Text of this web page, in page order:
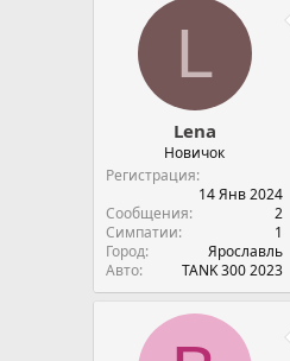
L
Lena
Новичок
Регистрация
14 Янв 2024
Сообщения
2
Симпатии
1
Город
Ярославль
Авто
TANK 300 2023